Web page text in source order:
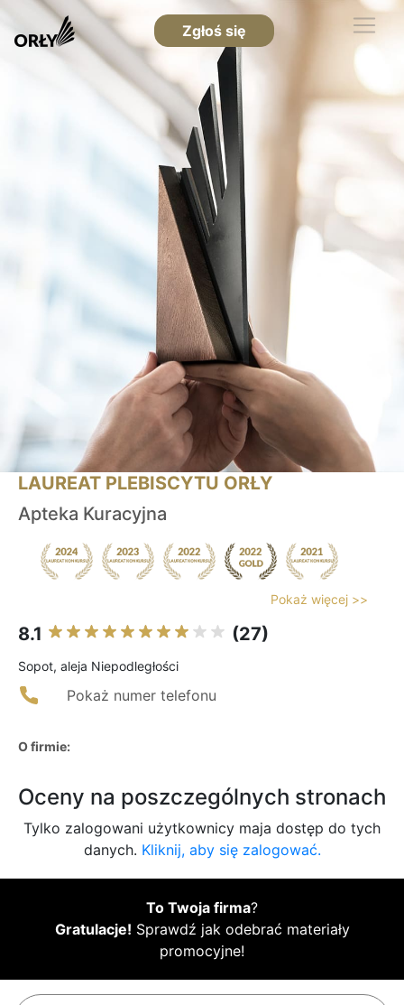
Zgłoś się
LAUREAT PLEBISCYTU ORŁY
Apteka Kuracyjna
Pokaż więcej >>
8.1 (27)
Sopot, aleja Niepodległości
Pokaż numer telefonu
O firmie:
Oceny na poszczególnych stronach
Tylko zalogowani użytkownicy maja dostęp do tych
danych. Kliknij, aby się zalogować.
To Twoja firma?
Gratulacje! Sprawdź jak odebrać materiały
promocyjne!